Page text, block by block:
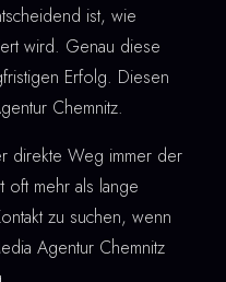
ist, wie
wird. Genau diese
Erfolg. Diesen
Chemnitz.
direkte Weg immer der
oft mehr als lange
zu suchen, wenn
Agentur Chemnitz